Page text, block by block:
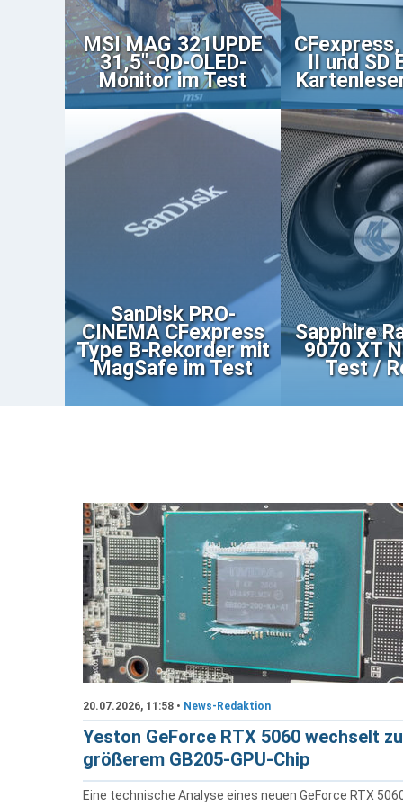
MSI MAG 321UPDE
31,5"-QD-OLED-
Monitor im Test
CFexpress,
II und SD
SanDisk PRO-
CINEMA CFexpress
Type B-Rekorder mit
MagSafe im Test
Sapphire
9070 XT
Test /
20.07.2026, 11:58 • News-Redaktion
Yeston GeForce RTX 5060 wechselt zu
größerem GB205-GPU-Chip
Eine technische Analyse eines neuen GeForce RTX